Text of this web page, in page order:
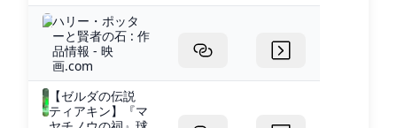
ハリー・ポッタ
ーと賢者の石 : 作
品情報 - 映
画.com
【ゼルダの伝説
ティアキン】『マ